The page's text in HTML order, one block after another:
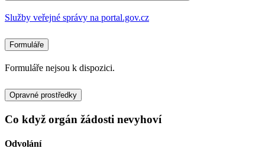
Služby veřejné správy na portal.gov.cz
Formuláře
Formuláře nejsou k dispozici.
Opravné prostředky
Co když orgán žádosti nevyhoví
Odvolání